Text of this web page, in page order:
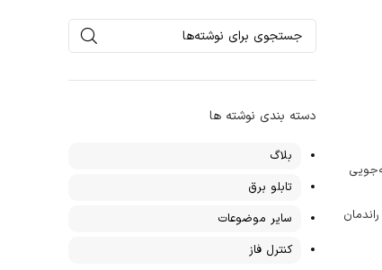
دسته بندی نوشته ها
بلاگ
تابلو برق
سایر موضوعات
کنترل فاز